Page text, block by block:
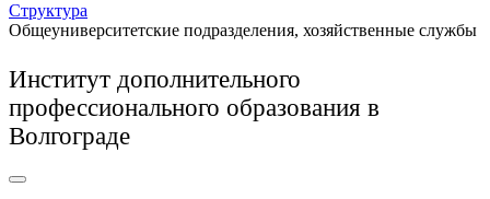
Структура
Общеуниверситетские подразделения, хозяйственные службы
Институт дополнительного
профессионального образования в
Волгограде